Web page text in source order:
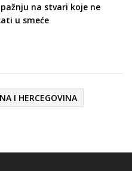
na stvari koje ne
u smeće
I HERCEGOVINA